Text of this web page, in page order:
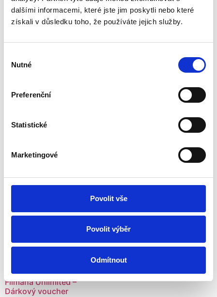
dalšími informacemi, které jste jim poskytli nebo které
získali v důsledku toho, že používáte jejich služby.
souhlasu
Nutné
Preferenční
Statistické
Marketingové
Povolit vše
Povolit výběr
Odmítnout
790.00 Kč s DPH
Darujte Filmanu na půl roku rok. Nákupem získáte
platformy na půl roku.
Související produkty
Filmana Unlimited –
Dárkový voucher